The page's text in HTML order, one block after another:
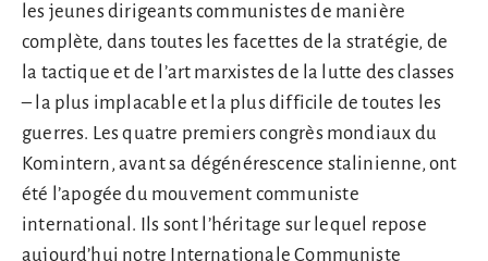
les jeunes dirigeants communistes de manière
complète, dans toutes les facettes de la stratégie, de
la tactique et de l’art marxistes de la lutte des classes
– la plus implacable et la plus difficile de toutes les
guerres. Les quatre premiers congrès mondiaux du
Komintern, avant sa dégénérescence stalinienne, ont
été l’apogée du mouvement communiste
international. Ils sont l’héritage sur lequel repose
aujourd’hui notre Internationale Communiste